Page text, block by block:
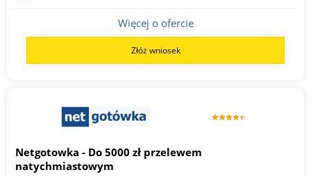
Więcej o ofercie
Złóż wniosek
Netgotowka - Do 5000 zł przelewem
natychmiastowym